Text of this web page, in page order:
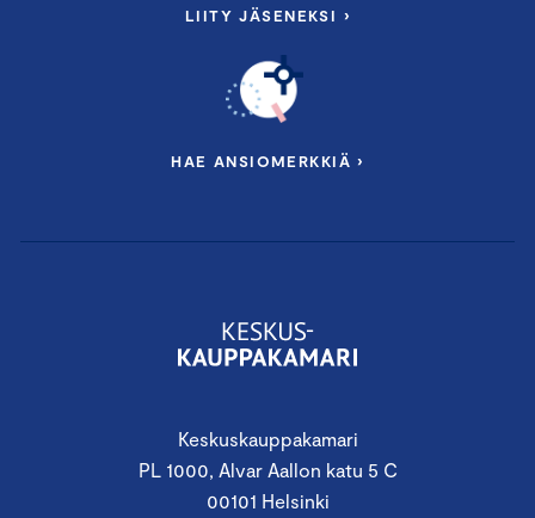
Keskuskauppakamari
PL 1000, Alvar Aallon katu 5 C
00101 Helsinki
LIITY JÄSENEKSI ›
HAE ANSIOMERKKIÄ ›